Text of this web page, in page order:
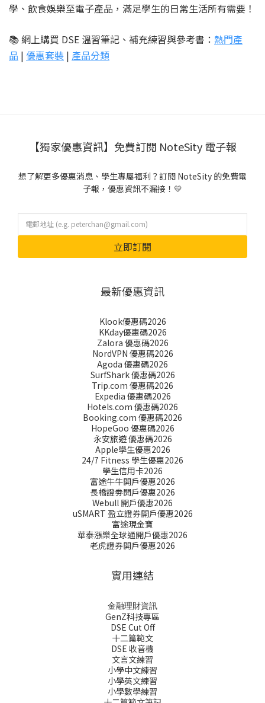
學、飲食娛樂至電子產品，滿足學生的日常生活所有需要！
📚 網上購買 DSE 溫習筆記、補充練習與參考書： 熱門產
品 | 優惠套裝 | 產品分類
【獨家優惠資訊】免費訂閱 NoteSity 電子報
想了解更多優惠消息、學生專屬福利？訂閱 NoteSity 的免費電
子報，優惠資訊不漏接！💛
立即訂閱
最新優惠資訊
Klook優惠碼2026
KKday優惠碼2026
Zalora 優惠碼2026
NordVPN 優惠碼2026
Agoda 優惠碼2026
SurfShark 優惠碼2026
Trip.com 優惠碼2026
Expedia 優惠碼2026
Hotels.com 優惠碼2026
Booking.com 優惠碼2026
HopeGoo 優惠碼2026
永安旅遊 優惠碼2026
Apple學生優惠2026
24/7 Fitness 學生優惠2026
學生信用卡2026
富途牛牛開戶優惠2026
長橋證劵開戶優惠2026
Webull 開戶優惠2026
uSMART 盈立證券開戶優惠2026
富途現金寶
華泰漲樂全球通開戶優惠2026
老虎證券開戶優惠2026
實用連結
金融理財資訊
GenZ科技專區
DSE Cut Off
十二篇範文
DSE 收音機
文言文練習
小學中文練習
小學英文練習
小學數學練習